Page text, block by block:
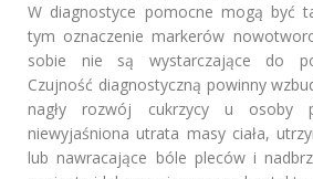
W diagnostyce pomocne mogą być
tym oznaczenie markerów
sobie nie są wystarczające do
Czujność diagnostyczną powinny
nagły rozwój cukrzycy u osoby
niewyjaśniona utrata masy ciała,
lub nawracające bóle pleców i